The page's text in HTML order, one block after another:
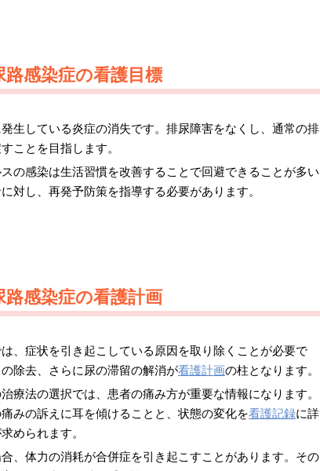
路感染症の看護目標
生している炎症の消失です。排尿障害をなくし、通常の排
ことを目指します。
の感染は生活習慣を改善することで回避できることが多い
対し、再発予防策を指導する必要があります。
路感染症の看護計画
、症状を引き起こしている原因を取り除くことが必要で
除去、さらに尿の滞留の解消が看護計画の柱となります。
療法の選択では、患者の痛み方が重要な情報になります。
みの訴えに耳を傾けることと、状態の変化を看護記録に詳
められます。
、体力の消耗が合併症を引き起こすことがあります。その